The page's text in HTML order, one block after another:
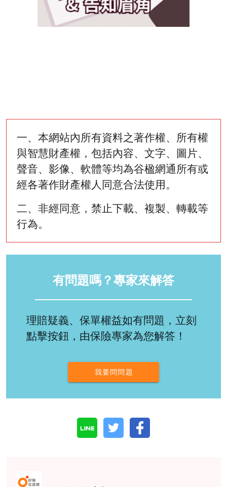
一、本網站內所有資料之著作權、所有權
與智慧財產權，包括內容、文字、圖片、
聲音、影像、軟體等均為谷楹網通所有或
經各著作財產權人同意合法使用。
二、非經同意，禁止下載、複製、轉載等
行為。
有問題嗎？專家來解答
理賠疑義、保單權益如有問題，立刻
點擊按鈕，由保險專家為您解答！
我要問問題